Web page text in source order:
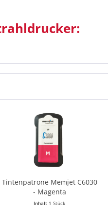
:
Tintenpatrone Memjet C6030
- Magenta
Inhalt 1 Stück